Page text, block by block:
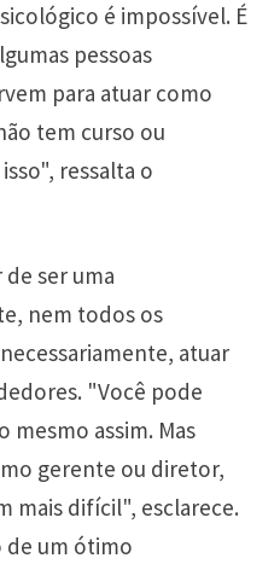
é impossível. É
pessoas
para atuar como
tem curso ou
ressalta o
de ser uma
nem todos os
atuar
"Você pode
assim. Mas
gerente ou diretor,
mais difícil", esclarece.
de um ótimo